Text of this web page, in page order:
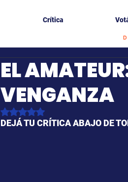
Crítica
EL
VENGANZA
Obtuvo NaN de 5 estrellas.
DEJÁ TU CRÍTICA ABAJO DE